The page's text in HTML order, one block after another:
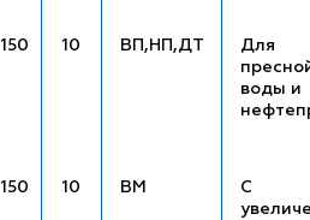
150 10 ВП,НП,ДТ
Для
воды и
150 10 ВМ
С